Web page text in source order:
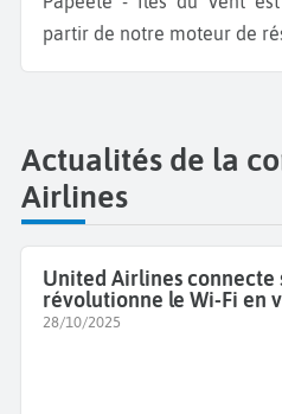
partir de notre moteur de
Actualités de la
Airlines
United Airlines connecte
révolutionne le Wi-Fi en
28/10/2025